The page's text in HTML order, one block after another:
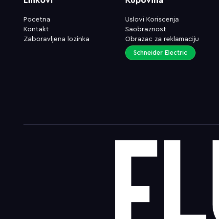
Pocetna
Kontakt
Zaboravljena lozinka
Uslovi Koriscenja
Saobraznost
Obrazac za reklamaciju
Schneider Electric